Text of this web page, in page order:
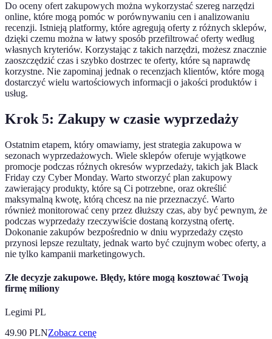
Do oceny ofert zakupowych można wykorzystać szereg narzędzi
online, które mogą pomóc w porównywaniu cen i analizowaniu
recenzji. Istnieją platformy, które agregują oferty z różnych sklepów,
dzięki czemu można w łatwy sposób przefiltrować oferty według
własnych kryteriów. Korzystając z takich narzędzi, możesz znacznie
zaoszczędzić czas i szybko dostrzec te oferty, które są naprawdę
korzystne. Nie zapominaj jednak o recenzjach klientów, które mogą
dostarczyć wielu wartościowych informacji o jakości produktów i
usług.
Krok 5: Zakupy w czasie wyprzedaży
Ostatnim etapem, który omawiamy, jest strategia zakupowa w
sezonach wyprzedażowych. Wiele sklepów oferuje wyjątkowe
promocje podczas różnych okresów wyprzedaży, takich jak Black
Friday czy Cyber Monday. Warto stworzyć plan zakupowy
zawierający produkty, które są Ci potrzebne, oraz określić
maksymalną kwotę, którą chcesz na nie przeznaczyć. Warto
również monitorować ceny przez dłuższy czas, aby być pewnym, że
podczas wyprzedaży rzeczywiście dostaną korzystną ofertę.
Dokonanie zakupów bezpośrednio w dniu wyprzedaży często
przynosi lepsze rezultaty, jednak warto być czujnym wobec oferty, a
nie tylko kampanii marketingowych.
Złe decyzje zakupowe. Błędy, które mogą kosztować Twoją
firmę miliony
Legimi PL
49.90 PLNZobacz cenę